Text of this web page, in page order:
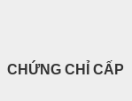
CHỨNG CHỈ CẤP